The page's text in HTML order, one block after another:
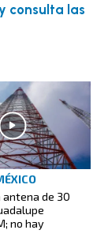
consulta las
de 30
no hay